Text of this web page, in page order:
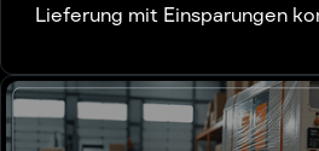
Lieferung mit Einsparungen